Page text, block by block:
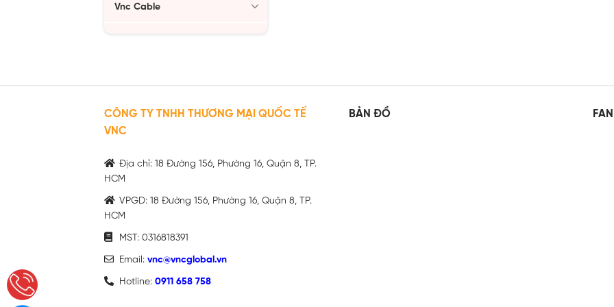
Vnc Cable
CÔNG TY TNHH THƯƠNG MẠI QUỐC TẾ
VNC
Địa chỉ: 18 Đường 156, Phường 16, Quận 8, TP.
HCM
VPGD: 18 Đường 156, Phường 16, Quận 8, TP.
HCM
MST: 0316818391
Email: vnc@vncglobal.vn
Hotline: 0911 658 758
BẢN ĐỒ